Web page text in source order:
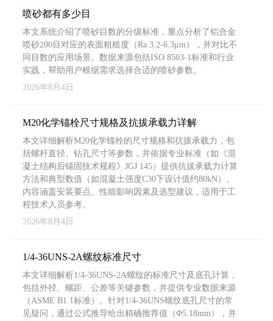
喷砂都有多少目
本文系统介绍了喷砂目数的分级标准，重点分析了铝合金
喷砂200目对应的表面粗糙度（Ra 3.2-6.3μm），并对比不
同目数的应用场景。数据来源包括ISO 8503-1标准和行业
实践，帮助用户根据需求选择合适的喷砂参数。
2026年8月4日
M20化学锚栓尺寸规格及抗拔承载力详解
本文详细解析M20化学锚栓的尺寸规格和抗拔承载力，包
括螺杆直径、钻孔尺寸等参数，并依据专业标准（如《混
凝土结构后锚固技术规程》JGJ 145）提供抗拔承载力计算
方法和典型数值（如混凝土强度C30下设计值约80kN）。
内容涵盖安装要点、性能影响因素及选型建议，适用于工
程技术人员参考。
2026年8月4日
1/4-36UNS-2A螺纹标准尺寸
本文详细解析1/4-36UNS-2A螺纹的标准尺寸及底孔计算，
包括外径、螺距、公差等关键参数，并提供专业数据来源
（ASME B1.1标准）。针对1/4-36UNS螺纹底孔尺寸的常
见疑问，通过公式推导给出精确推荐值（Φ5.18mm），并